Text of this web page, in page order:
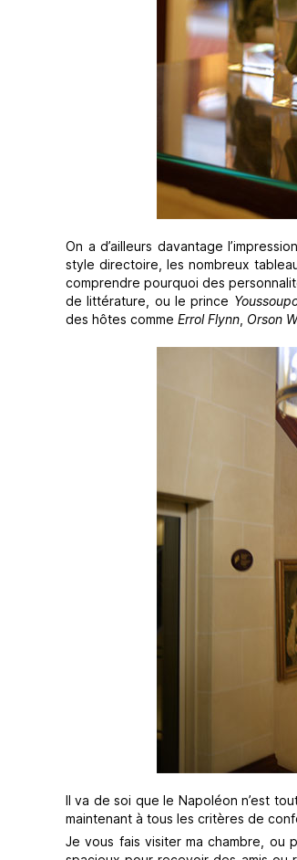
On a d’ailleurs davantage
style directoire, les nombreux
comprendre pourquoi des
de littérature, ou le prince
des hôtes comme Errol Flynn Orson
Il va de soi que le Napoléon n’est
maintenant à tous les critères de
Je vous fais visiter ma chambre, ou